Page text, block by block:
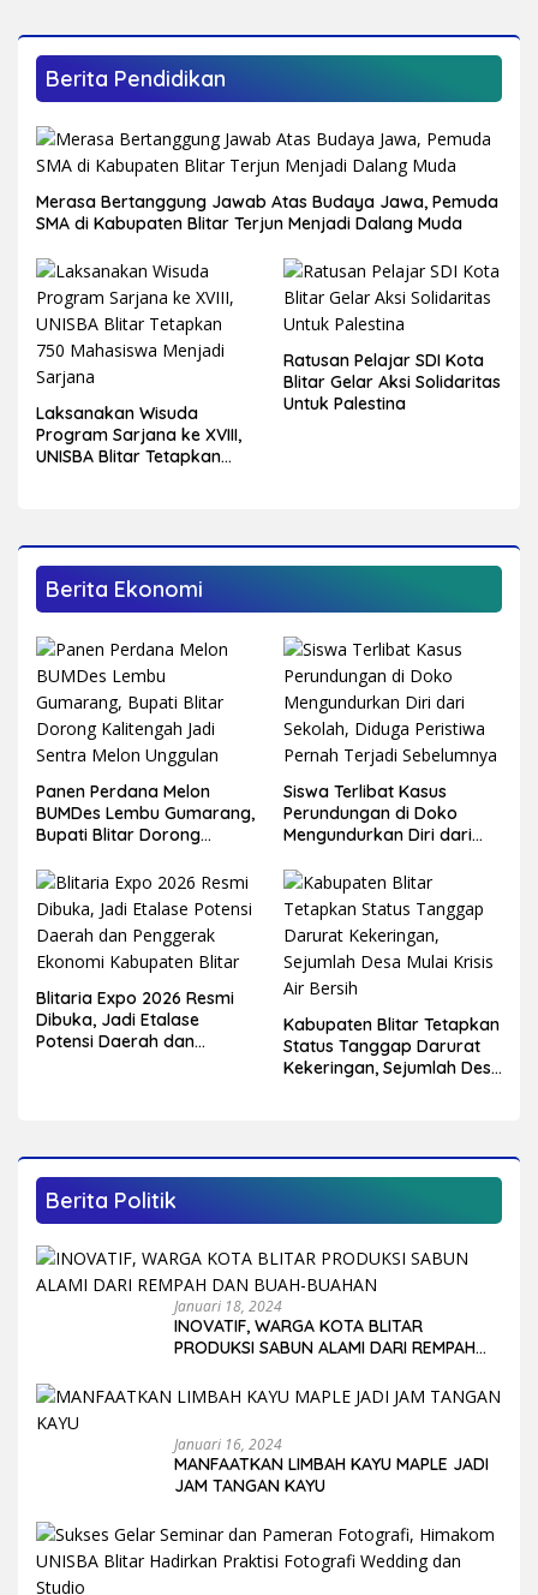
Berita Pendidikan
Merasa Bertanggung Jawab Atas Budaya Jawa, Pemuda
SMA di Kabupaten Blitar Terjun Menjadi Dalang Muda
Laksanakan Wisuda
Program Sarjana ke XVIII,
UNISBA Blitar Tetapkan
Ratusan Pelajar SDI Kota
Blitar Gelar Aksi Solidaritas
Untuk Palestina
Berita Ekonomi
Panen Perdana Melon
BUMDes Lembu Gumarang,
Bupati Blitar Dorong
Melon Unggulan
Siswa Terlibat Kasus
Perundungan di Doko
Mengundurkan Diri dari
Pernah Terjadi
Sebelumnya
Blitaria Expo 2026 Resmi
Dibuka, Jadi Etalase
Potensi Daerah dan
Kabupaten Blitar Tetapkan
Status Tanggap Darurat
Kekeringan, Sejumlah Desa
Berita Politik
Januari 18, 2024
INOVATIF, WARGA KOTA BLITAR
PRODUKSI SABUN ALAMI DARI REMPAH
Januari 16, 2024
MANFAATKAN LIMBAH KAYU MAPLE JADI
JAM TANGAN KAYU